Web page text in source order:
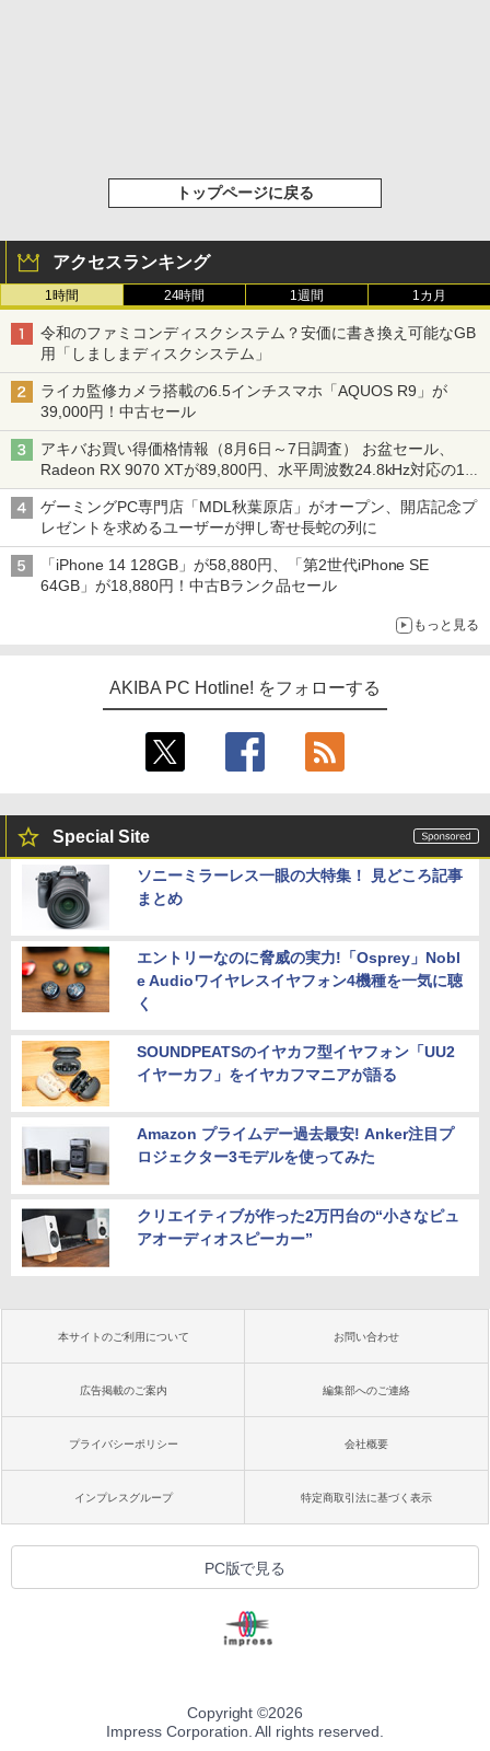
トップページに戻る
アクセスランキング
1時間 24時間 1週間 1カ月
令和のファミコンディスクシステム？安価に書き換え可能なGB
用「しましまディスクシステム」
ライカ監修カメラ搭載の6.5インチスマホ「AQUOS R9」が
39,000円！中古セール
アキバお買い得価格情報（8月6日～7日調査） お盆セール、
Radeon RX 9070 XTが89,800円、水平周波数24.8kHz対応の17
型モニターが9,801円、暑さ指数連動セール ほか
ゲーミングPC専門店「MDL秋葉原店」がオープン、開店記念プ
レゼントを求めるユーザーが押し寄せ長蛇の列に
「iPhone 14 128GB」が58,880円、「第2世代iPhone SE
64GB」が18,880円！中古Bランク品セール
もっと見る
AKIBA PC Hotline! をフォローする
Special Site
ソニーミラーレス一眼の大特集！ 見どころ記事
まとめ
エントリーなのに脅威の実力!「Osprey」Nobl
e Audioワイヤレスイヤフォン4機種を一気に聴
く
SOUNDPEATSのイヤカフ型イヤフォン「UU2
イヤーカフ」をイヤカフマニアが語る
Amazon プライムデー過去最安! Anker注目プ
ロジェクター3モデルを使ってみた
クリエイティブが作った2万円台の“小さなピュ
アオーディオスピーカー”
本サイトのご利用について お問い合わせ
広告掲載のご案内 編集部へのご連絡
プライバシーポリシー 会社概要
インプレスグループ 特定商取引法に基づく表示
PC版で見る
Copyright ©2026
Impress Corporation. All rights reserved.